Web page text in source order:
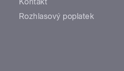
Rozhlasový poplatek